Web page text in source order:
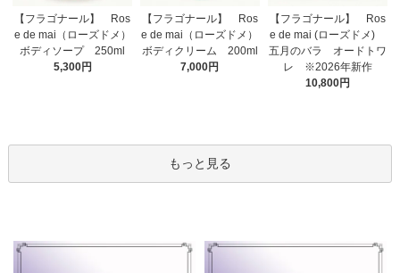
【フラゴナール】 Ros
e de mai（ローズドメ）
ボディソープ 250ml
5,300円
【フラゴナール】 Ros
e de mai（ローズドメ）
ボディクリーム 200ml
7,000円
【フラゴナール】 Ros
e de mai (ローズドメ)
五月のバラ オードトワ
レ ※2026年新作
10,800円
もっと見る